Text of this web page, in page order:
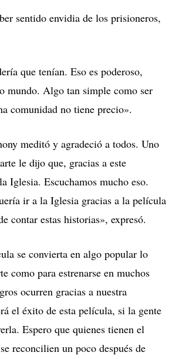
sentido envidia de los prisioneros,
que tenían. Eso es poderoso,
mundo. Algo tan simple como ser
comunidad no tiene precio».
meditó y agradeció a todos. Uno
le dijo que, gracias a este
Iglesia. Escuchamos mucho eso.
ir a la Iglesia gracias a la película
contar estas historias», expresó.
se convierta en algo popular lo
como para estrenarse en muchos
ocurren gracias a nuestra
el éxito de esta película, si la gente
Espero que quienes tienen el
reconcilien un poco después de